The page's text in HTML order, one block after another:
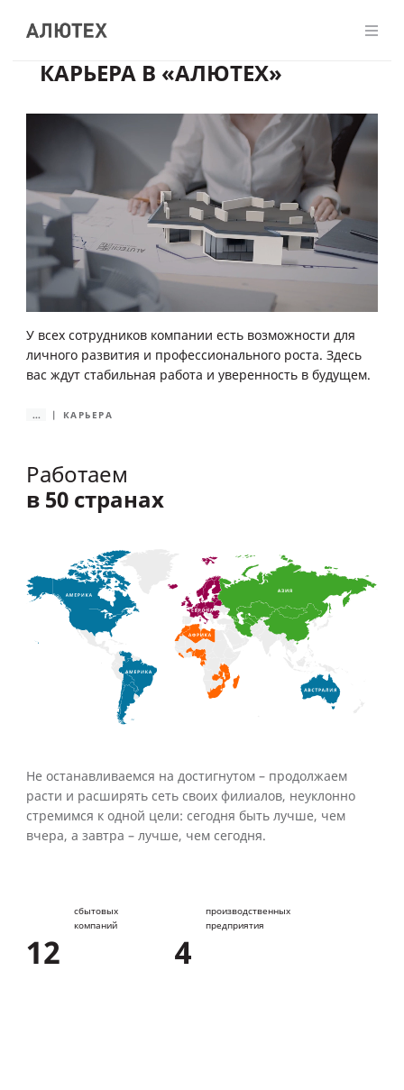
КАРЬЕРА В «АЛЮТЕХ»
У всех сотрудников компании есть возможности для
личного развития и профессионального роста. Здесь
вас ждут стабильная работа и уверенность в будущем.
... КАРЬЕРА
Не останавливаемся на достигнутом – продолжаем
расти и расширять сеть своих филиалов, неуклонно
стремимся к одной цели: сегодня быть лучше, чем
вчера, а завтра – лучше, чем сегодня.
12
сбытовых
компаний
4
производственных
предприятия
Работаем
в 50 странах